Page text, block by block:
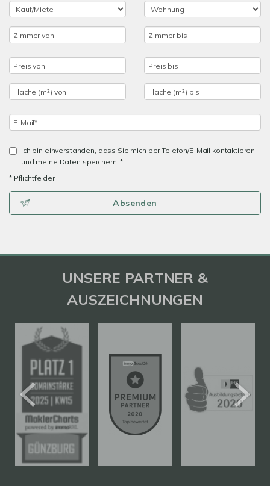
Ich bin einverstanden, dass Sie mich per Telefon/E-Mail kontaktieren
und meine Daten speichern. *
* Pflichtfelder
Absenden
UNSERE PARTNER &
AUSZEICHNUNGEN